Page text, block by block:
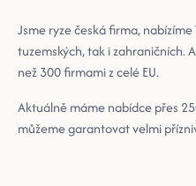
Jsme ryze česká firma,
tuzemských, tak i zahraničních.
než 300 firmami z celé EU.
Aktuálně máme nabídce přes
můžeme garantovat velmi